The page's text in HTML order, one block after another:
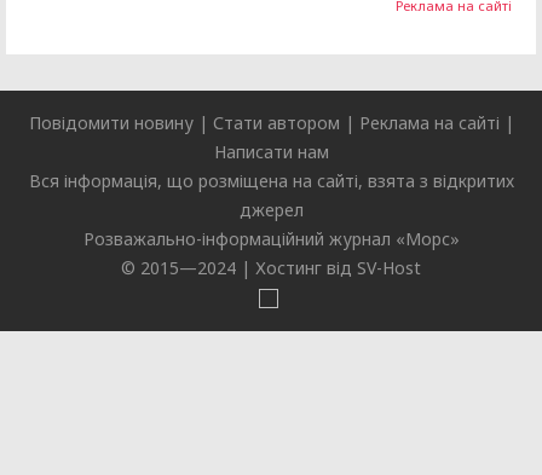
Реклама на сайті
Повідомити новину| Стати автором | Реклама на сайті |
Написати нам
Вся інформація, що розміщена на сайті, взята з відкритих
джерел
Розважально-інформаційний журнал «Морс»
© 2015—2024 | Хостинг від SV-Host